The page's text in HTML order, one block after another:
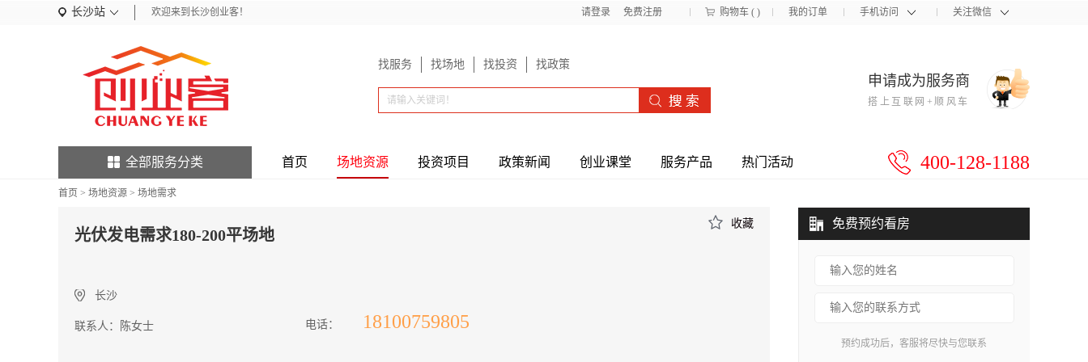
长沙站 欢迎来到长沙创业客！ 我的订单 手机访问 关注微信
购物车 ( )
请登录 免费注册
找服务 找场地 找投资 找政策
申请成为服务商
搭上互联网+顺风车
全部服务分类 400-128-1188
首页 场地资源 投资项目 政策新闻 创业课堂 服务产品 热门活动
首页 > 场地资源 > 场地需求
收藏
光伏发电需求180-200平场地
长沙
联系人： 陈女士 电话： 18100759805
免费预约看房
预约成功后，客服将尽快与您联系